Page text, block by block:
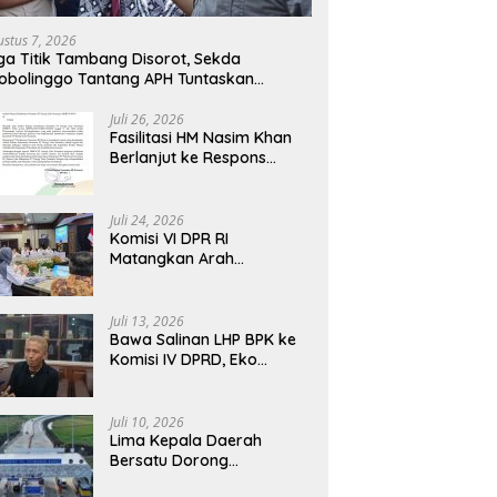
Transformasi BUMN
Nasional
Komisi IV DPRD, Eko Febriyanto
Negara
7, 2026
Titik Tambang Disorot, Sekda
Tantang APH Tuntaskan
Juli 26, 2026
Fasilitasi HM Nasim Khan
Berlanjut ke Respons
Tahap Pembahasan
Dijajaran Direksi
Juli 24, 2026
Komisi VI DPR RI
Matangkan Arah
Tekankan Sinergi Nasional
Juli 13, 2026
Bawa Salinan LHP BPK ke
Komisi IV DPRD, Eko
Berbasis Data Resmi
Negara
Juli 10, 2026
Lima Kepala Daerah
Bersatu Dorong